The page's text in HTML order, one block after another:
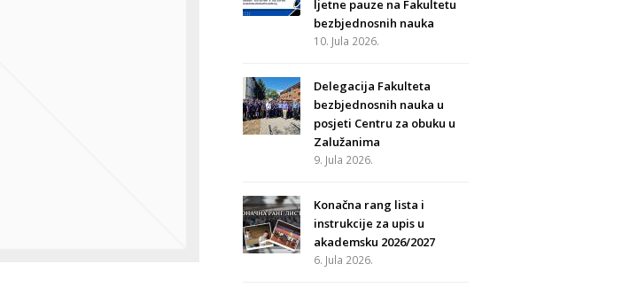
ljetne pauze na Fakultetu
bezbjednosnih nauka
10. Jula 2026.
Delegacija Fakulteta
bezbjednosnih nauka u
posjeti Centru za obuku u
Zalužanima
9. Jula 2026.
Konačna rang lista i
instrukcije za upis u
akademsku 2026/2027
6. Jula 2026.